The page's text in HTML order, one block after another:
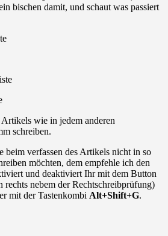
bischen damit, und schaut was passiert
wie in jedem anderen
schreiben.
beim verfassen des Artikels nicht in so
möchten, dem empfehle ich den
und deaktiviert Ihr mit dem Button
rechts nebem der Rechtschreibprüfung)
mit der Tastenkombi Alt+Shift+G.